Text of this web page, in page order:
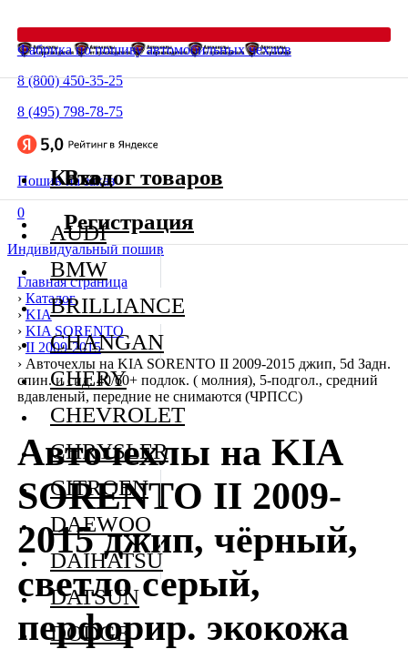
Фабрика по пошиву автомобильных чехлов
8 (800) 450-35-25
8 (495) 798-78-75
Пошив на заказ
0
Индивидуальный пошив
Главная страница
› Каталог
› KIA
› KIA SORENTO
› II 2009-2015
› Авточехлы на KIA SORENTO II 2009-2015 джип, 5d Задн.
спин. и сид. 40/60+ подлок. ( молния), 5-подгол., средний
вдавленый, передние не снимаются (ЧРПСС)
Авточехлы на KIA
SORENTO II 2009-
2015 джип, чёрный,
светло серый,
перфорир. экокожа
Каталог товаров
AUDI
BMW
BRILLIANCE
CHANGAN
CHERY
CHEVROLET
CHRYSLER
CITROEN
DAEWOO
DAIHATSU
DATSUN
DODGE
Вход
Регистрация